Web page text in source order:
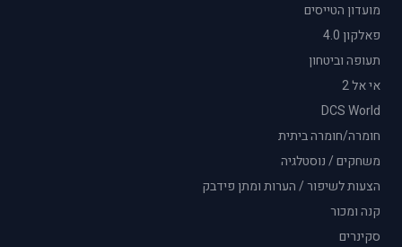
מועדון הטייסים
פאלקון 4.0
תעופה וביטחון
אי אל 2
DCS World
חומרה/חומרה ביתית
משחקים / נוסטלגיה
הצעות לשיפור / הערות ומתן פידבק
קנה ומכור
סקינרים